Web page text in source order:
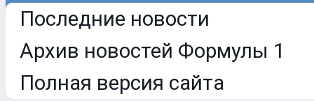
Последние новости
Архив новостей Формулы 1
Полная версия сайта